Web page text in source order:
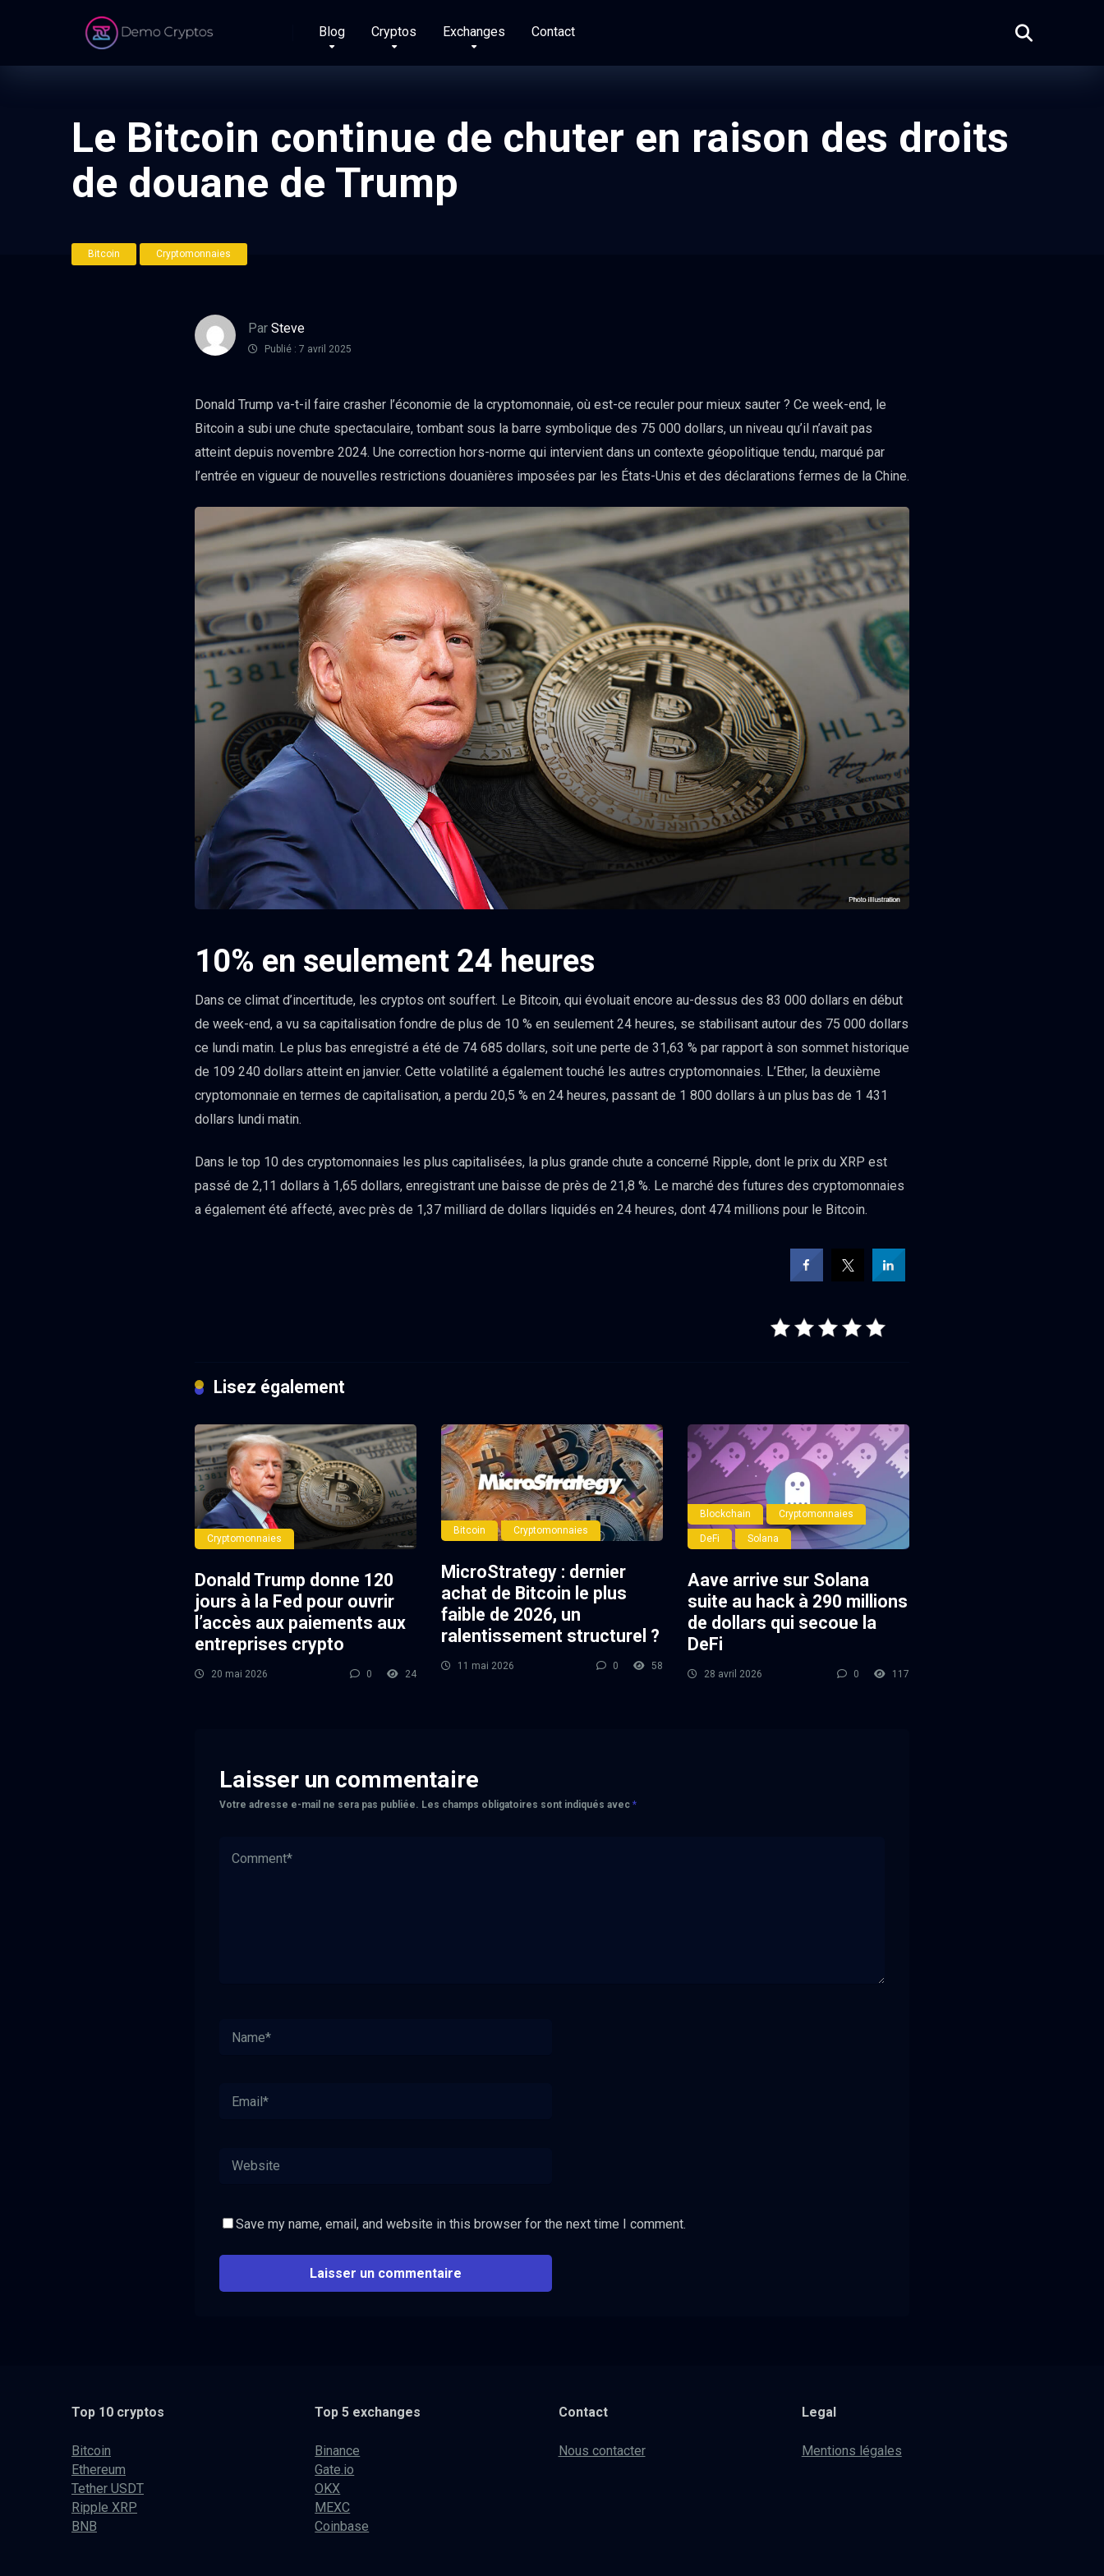
Blog Cryptos Exchanges Contact
Le Bitcoin continue de chuter en raison des droits
de douane de Trump
Bitcoin Cryptomonnaies
Par Steve
Publié : 7 avril 2025
Donald Trump va-t-il faire crasher l’économie de la cryptomonnaie, où est-ce reculer pour mieux sauter ? Ce week-end, le
Bitcoin a subi une chute spectaculaire, tombant sous la barre symbolique des 75 000 dollars, un niveau qu’il n’avait pas
atteint depuis novembre 2024. Une correction hors-norme qui intervient dans un contexte géopolitique tendu, marqué par
l’entrée en vigueur de nouvelles restrictions douanières imposées par les États-Unis et des déclarations fermes de la Chine.
10% en seulement 24 heures
Dans ce climat d’incertitude, les cryptos ont souffert. Le Bitcoin, qui évoluait encore au-dessus des 83 000 dollars en début
de week-end, a vu sa capitalisation fondre de plus de 10 % en seulement 24 heures, se stabilisant autour des 75 000 dollars
ce lundi matin. Le plus bas enregistré a été de 74 685 dollars, soit une perte de 31,63 % par rapport à son sommet historique
de 109 240 dollars atteint en janvier. Cette volatilité a également touché les autres cryptomonnaies. L’Ether, la deuxième
cryptomonnaie en termes de capitalisation, a perdu 20,5 % en 24 heures, passant de 1 800 dollars à un plus bas de 1 431
dollars lundi matin.
Dans le top 10 des cryptomonnaies les plus capitalisées, la plus grande chute a concerné Ripple, dont le prix du XRP est
passé de 2,11 dollars à 1,65 dollars, enregistrant une baisse de près de 21,8 %. Le marché des futures des cryptomonnaies
a également été affecté, avec près de 1,37 milliard de dollars liquidés en 24 heures, dont 474 millions pour le Bitcoin.
Lisez également
Cryptomonnaies
Donald Trump donne 120
jours à la Fed pour ouvrir
l’accès aux paiements aux
entreprises crypto
20 mai 2026 0 24
Bitcoin Cryptomonnaies
MicroStrategy : dernier
achat de Bitcoin le plus
faible de 2026, un
ralentissement structurel ?
11 mai 2026 0 58
Blockchain Cryptomonnaies
DeFi Solana
Aave arrive sur Solana
suite au hack à 290 millions
de dollars qui secoue la
DeFi
28 avril 2026 0 117
Laisser un commentaire
Votre adresse e-mail ne sera pas publiée. Les champs obligatoires sont indiqués avec *
Save my name, email, and website in this browser for the next time I comment.
Top 10 cryptos
Bitcoin
Ethereum
Tether USDT
Ripple XRP
BNB
Top 5 exchanges
Binance
Gate.io
OKX
MEXC
Coinbase
Contact
Nous contacter
Legal
Mentions légales